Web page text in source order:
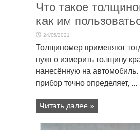
Что такое
как им
24/05/2021
Толщиномер применяют
нужно измерить толщину
нанесённую на
прибор точно определяет, ...
Читать далее »